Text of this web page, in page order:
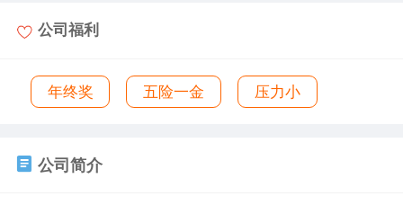
公司福利
年终奖 五险一金 压力小
公司简介